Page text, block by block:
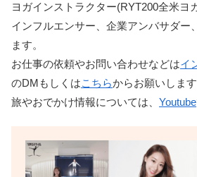
ヨガインストラクター(RYT200全米ヨ
インフルエンサー、企業アンバサダー
ます。
お仕事の依頼やお問い合わせなどはイ
のDMもしくはこちらからお願いします
旅やおでかけ情報については、 Youtube